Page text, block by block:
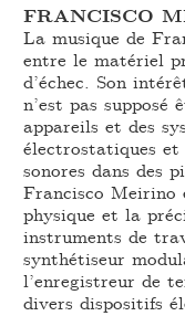
FRANCISCO
La musique de
entre le matériel
d’échec. Son
n’est pas
appareils et des
électrostatiques et
sonores dans des
Francisco Meirino
physique et la
instruments de
synthétiseur
l’enregistreur de
divers dispositifs